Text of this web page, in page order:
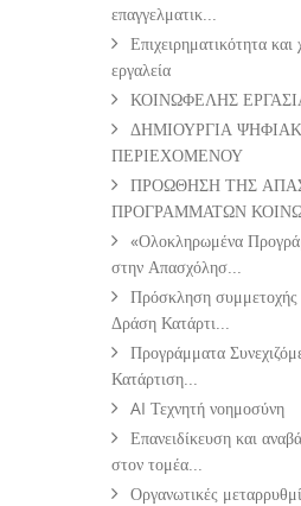
επαγγελματικ...
Επιχειρηματικότητα
εργαλεία
ΚΟΙΝΩΦΕΛΗΣ
ΔΗΜΙΟΥΡΓΙΑ
ΠΕΡΙΕΧΟΜΕΝΟΥ
ΠΡΟΩΘΗΣΗ ΤΗΣ
ΠΡΟΓΡΑΜΜΑΤΩΝ
«Ολοκληρωμένα
στην Απασχόλησ...
Πρόσκληση
Δράση Κατάρτι...
Προγράμματα
Κατάρτιση...
AI Τεχνητή νοημοσύνη
Επανειδίκευση και
στον τομέα...
Οργανωτικές